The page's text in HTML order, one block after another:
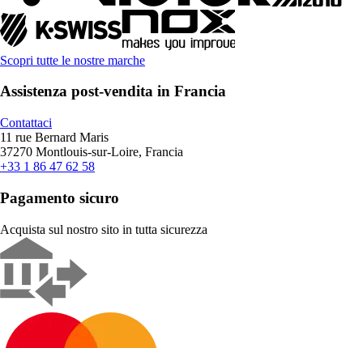
Scopri tutte le nostre marche
Assistenza post-vendita in Francia
Contattaci
11 rue Bernard Maris
37270 Montlouis-sur-Loire, Francia
+33 1 86 47 62 58
Pagamento sicuro
Acquista sul nostro sito in tutta sicurezza